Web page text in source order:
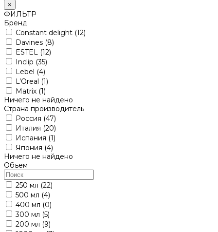
×
ФИЛЬТР
Бренд
Constant delight (12)
Davines (8)
ESTEL
(12)
Inclip (35)
Lebel (4)
L’Oreal (1)
Matrix (1)
Ничего не найдено
Страна производитель
Россия (47)
Италия (20)
Испания (1)
Япония (4)
Ничего не найдено
Объем
250 мл (22)
500 мл (4)
400 мл (0)
300 мл (5)
200 мл (9)